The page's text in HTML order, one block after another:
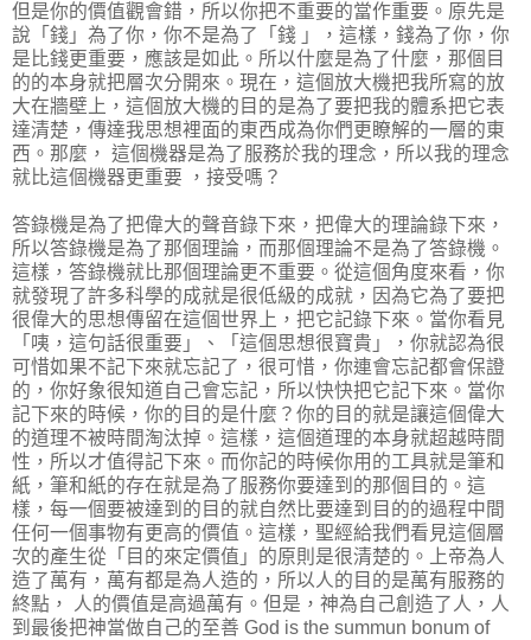
但是你的價值觀會錯，所以你把不重要的當作重要。原先是
說「錢」為了你，你不是為了「錢 」，這樣，錢為了你，你
是比錢更重要，應該是如此。所以什麼是為了什麼，那個目
的的本身就把層次分開來。現在，這個放大機把我所寫的放
大在牆壁上，這個放大機的目的是為了要把我的體系把它表
達清楚，傳達我思想裡面的東西成為你們更瞭解的一層的東
西。那麼， 這個機器是為了服務於我的理念，所以我的理念
就比這個機器更重要 ，接受嗎？
答錄機是為了把偉大的聲音錄下來，把偉大的理論錄下來，
所以答錄機是為了那個理論，而那個理論不是為了答錄機。
這樣，答錄機就比那個理論更不重要。從這個角度來看，你
就發現了許多科學的成就是很低級的成就，因為它為了要把
很偉大的思想傳留在這個世界上，把它記錄下來。當你看見
「咦，這句話很重要」、「這個思想很寶貴」，你就認為很
可惜如果不記下來就忘記了，很可惜，你連會忘記都會保證
的，你好象很知道自己會忘記，所以快快把它記下來。當你
記下來的時候，你的目的是什麼？你的目的就是讓這個偉大
的道理不被時間淘汰掉。這樣，這個道理的本身就超越時間
性，所以才值得記下來。而你記的時候你用的工具就是筆和
紙，筆和紙的存在就是為了服務你要達到的那個目的。這
樣，每一個要被達到的目的就自然比要達到目的的過程中間
任何一個事物有更高的價值。這樣，聖經給我們看見這個層
次的產生從「目的來定價值」的原則是很清楚的。上帝為人
造了萬有，萬有都是為人造的，所以人的目的是萬有服務的
終點， 人的價值是高過萬有。但是，神為自己創造了人，人
到最後把神當做自己的至善 God is the summun bonum of